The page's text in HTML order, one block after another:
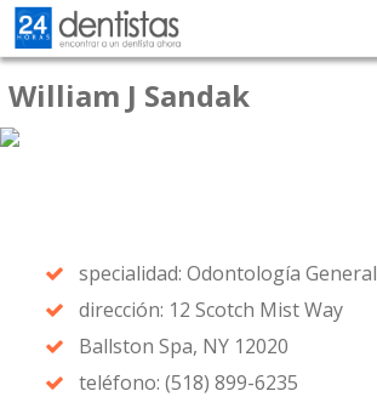
William J Sandak
specialidad: Odontología General
dirección: 12 Scotch Mist Way
Ballston Spa, NY 12020
teléfono: (518) 899-6235